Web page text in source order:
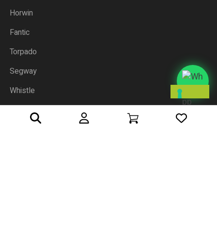
Horwin
Fantic
Torpado
Segway
Whistle
E
T
U